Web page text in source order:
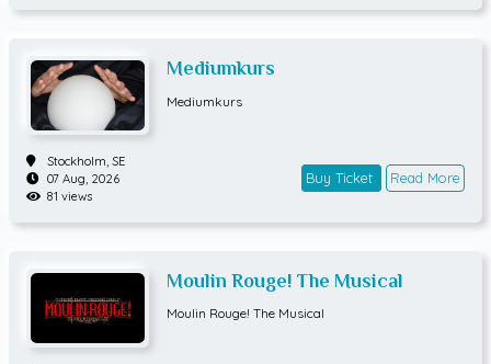
Mediumkurs
Mediumkurs
Stockholm, SE
07 Aug, 2026
81 views
Buy Ticket Read More
Moulin Rouge! The Musical
Moulin Rouge! The Musical